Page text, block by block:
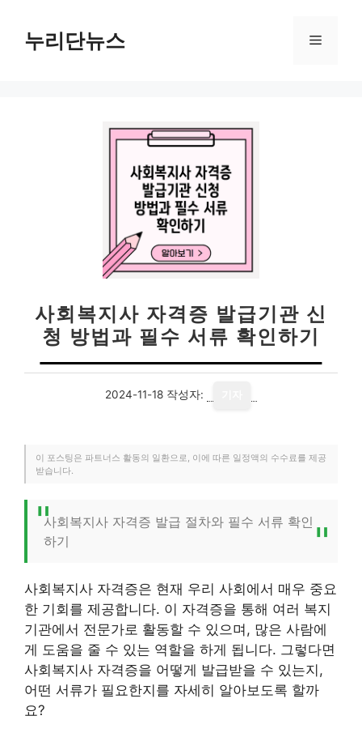
누리단뉴스 메
사회복지사 자격증 발급기관 신
청 방법과 필수 서류 확인하기
2024-11-18 작성자:
이 포스팅은 파트너스 활동의 일환으로, 이에 따른 일정액의 수수료를 제공
받습니다.
사회복지사 자격증 발급 절차와 필수 서류 확인
하기
사회복지사 자격증은 현재 우리 사회에서 매우 중요
한 기회를 제공합니다. 이 자격증을 통해 여러 복지
기관에서 전문가로 활동할 수 있으며, 많은 사람에
게 도움을 줄 수 있는 역할을 하게 됩니다. 그렇다면
사회복지사 자격증을 어떻게 발급받을 수 있는지,
어떤 서류가 필요한지를 자세히 알아보도록 할까
요?